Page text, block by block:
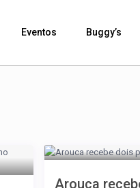
Eventos Buggy’s
Arouca